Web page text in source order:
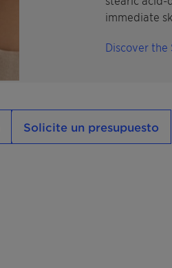
immediate
Discover the
Solicite un presupuesto